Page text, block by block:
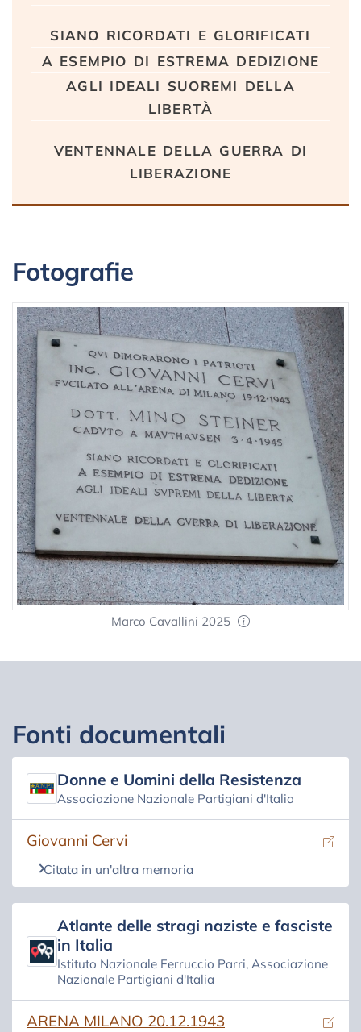
siano ricordati e glorificati
a esempio di estrema dedizione
agli ideali suoremi della
libertà
ventennale della guerra di
liberazione
Fotografie
Marco Cavallini 2025
Fonti documentali
Donne e Uomini della Resistenza
Associazione Nazionale Partigiani d'Italia
Giovanni Cervi
(si apre in una nuova scheda)
Citata in un'altra memoria
Atlante delle stragi naziste e fasciste
in Italia
Istituto Nazionale Ferruccio Parri, Associazione
Nazionale Partigiani d'Italia
ARENA MILANO 20.12.1943
(si apre in una nuova scheda)